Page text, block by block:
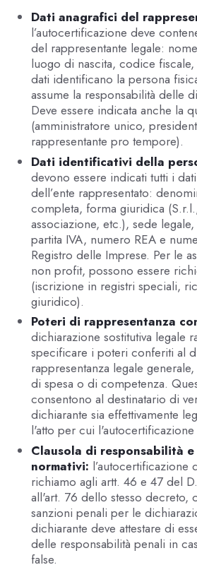
Dati anagrafici del
l’autocertificazione deve
del rappresentante legale:
luogo di nascita, codice
dati identificano la persona
assume la responsabilità delle
Deve essere indicata anche la
(amministratore unico,
rappresentante pro tempore).
Dati identificativi della
devono essere indicati tutti i
dell’ente rappresentato:
completa, forma giuridica
associazione, etc.), sede
partita IVA, numero REA e
Registro delle Imprese. Per le
non profit, possono essere
(iscrizione in registri speciali,
giuridico).
Poteri di rappresentanza
dichiarazione sostitutiva legale
specificare i poteri conferiti al
rappresentanza legale
di spesa o di competenza.
consentono al destinatario di
dichiarante sia effettivamente
l'atto per cui l'autocertificazione
Clausola di responsabilità
normativi: l’autocertificazione
richiamo agli artt. 46 e 47 del
all'art. 76 dello stesso decreto,
sanzioni penali per le
dichiarante deve attestare di
delle responsabilità penali in
false.